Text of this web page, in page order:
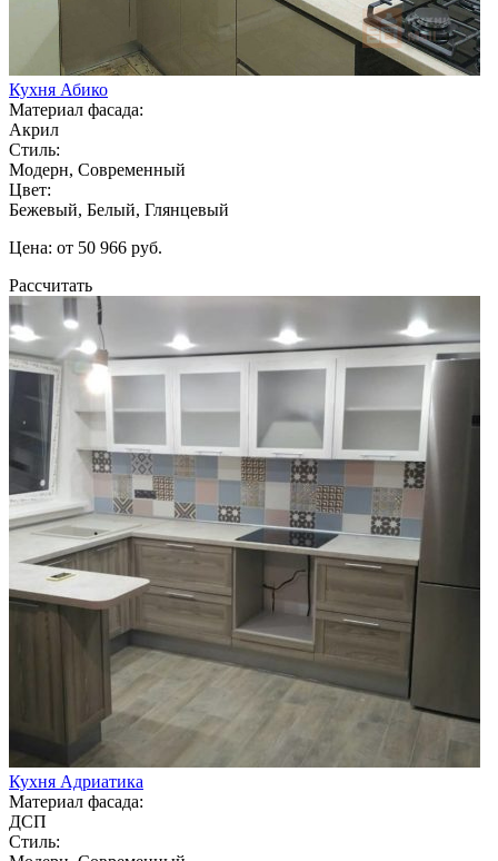
Кухня Абико
Материал фасада:
Акрил
Стиль:
Модерн, Современный
Цвет:
Бежевый, Белый, Глянцевый
Цена: от 50 966 руб.
Рассчитать
Кухня Адриатика
Материал фасада:
ДСП
Стиль: